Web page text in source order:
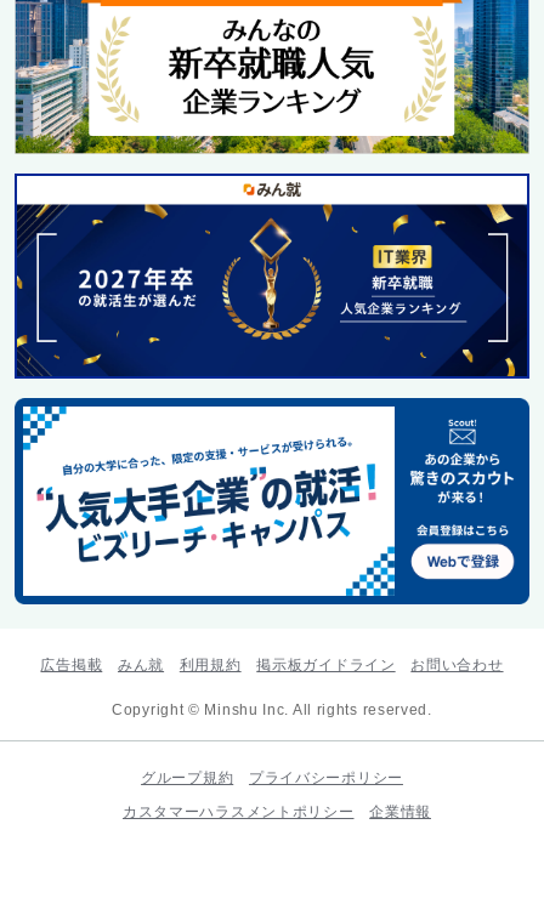
広告掲載 みん就 利用規約 掲示板ガイドライン お問い合わせ
Copyright © Minshu Inc. All rights reserved.
グループ規約
プライバシーポリシー
カスタマーハラスメントポリシー
企業情報